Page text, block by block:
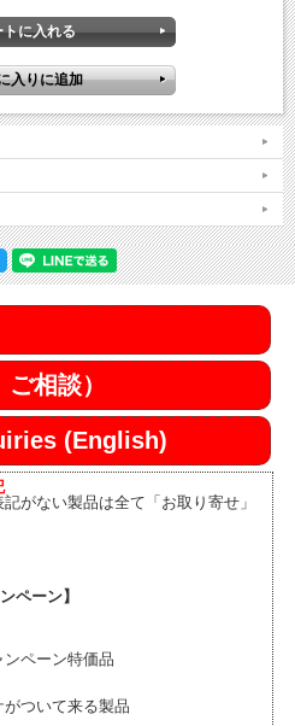
相談）
(English)
がない製品は全て「お取り寄せ」
ペーン】
ペーン特価品
ついて来る製品